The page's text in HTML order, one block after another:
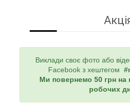
Виклади своє фото або
Facebook з хештегом
Ми повернемо 50 грн на
робочих